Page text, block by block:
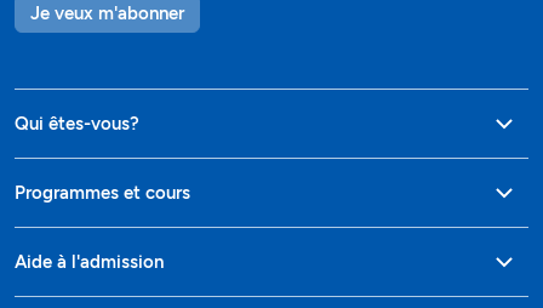
Je veux m'abonner
Qui êtes-vous?
Programmes et cours
Aide à l'admission